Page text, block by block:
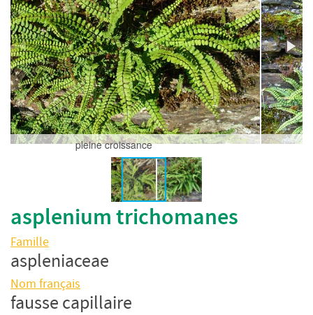
pleine croissance
asplenium trichomanes
Famille
aspleniaceae
Nom français
fausse capillaire